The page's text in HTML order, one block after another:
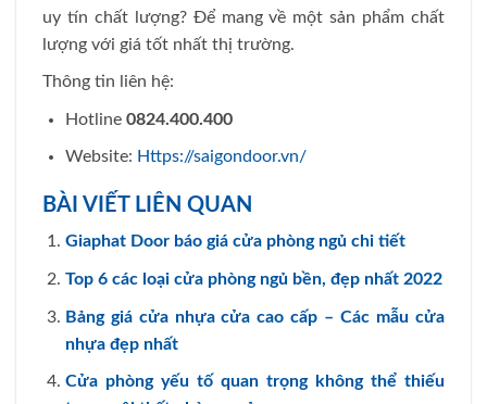
uy tín chất lượng? Để mang về một sản phẩm chất
lượng với giá tốt nhất thị trường.
Thông tin liên hệ:
Hotline 0824.400.400
Website: Https://saigondoor.vn/
BÀI VIẾT LIÊN QUAN
Giaphat Door báo giá cửa phòng ngủ chi tiết
Top 6 các loại cửa phòng ngủ bền, đẹp nhất 2022
Bảng giá cửa nhựa cửa cao cấp – Các mẫu cửa
nhựa đẹp nhất
Cửa phòng yếu tố quan trọng không thể thiếu